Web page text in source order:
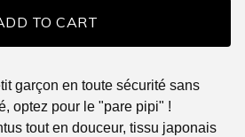
TO CART
garçon en toute sécurité sans
optez pour le "pare pipi" !
tout en douceur, tissu japonais